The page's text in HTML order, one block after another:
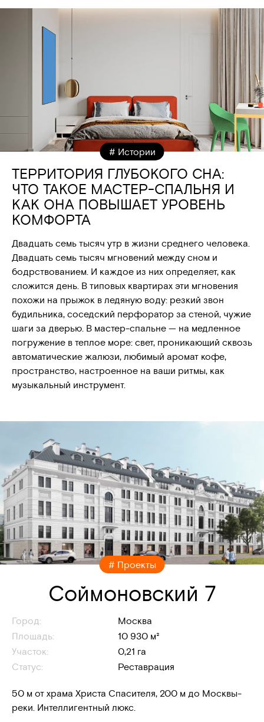
# Истории
ТЕРРИТОРИЯ ГЛУБОКОГО СНА:
ЧТО ТАКОЕ МАСТЕР-СПАЛЬНЯ И
КАК ОНА ПОВЫШАЕТ УРОВЕНЬ
КОМФОРТА
Двадцать семь тысяч утр в жизни среднего человека.
Двадцать семь тысяч мгновений между сном и
бодрствованием. И каждое из них определяет, как
сложится день. В типовых квартирах эти мгновения
похожи на прыжок в ледяную воду: резкий звон
будильника, соседский перфоратор за стеной, чужие
шаги за дверью. В мастер-спальне — на медленное
погружение в теплое море: свет, проникающий сквозь
автоматические жалюзи, любимый аромат кофе,
пространство, настроенное на ваши ритмы, как
музыкальный инструмент.
# Проекты
Соймоновский 7
50 м от храма Христа Спасителя, 200 м до Москвы-
реки. Интеллигентный люкс.
Город:
Москва
Площадь:
10 930 м²
Участок:
0,21 га
Статус:
Реставрация